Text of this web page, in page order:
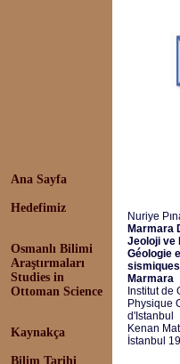
Ana Sayfa
Hedefimiz
Osmanlı Bilimi
Araştırmaları
Studies in
Ottoman Science
Kaynakça
Bilim Tarihi
Nuriye
Marmara
Jeoloji ve
Géologie
Marmara
Institut de
Physique
d'Istanbul
Kenan
İstanbul